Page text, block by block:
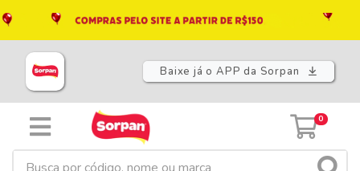
Baixe já o APP da Sorpan
0